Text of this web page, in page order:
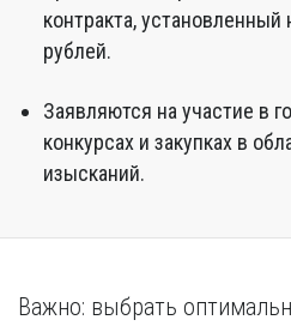
Н
Набережные Челны
Нижний Тагил
Новокузнецк
Новосибирск
контракта,
рублей.
Заявляются на участие в
конкурсах и закупках в
изысканий.
Важно: выбрать